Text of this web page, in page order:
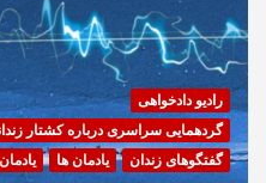
رادیو دادخواهی
گردهمایی سراسری درباره کشتار
گفتگوهای زندان
یادمان ها